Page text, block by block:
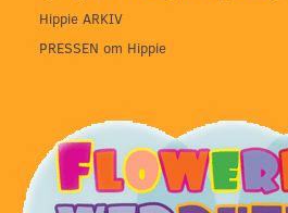
Hippie ARKIV
PRESSEN om Hippie